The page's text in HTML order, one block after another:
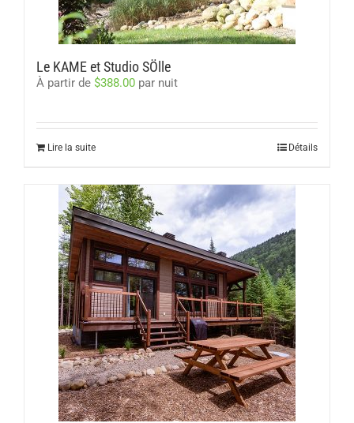
Le KAME et Studio SÖlle
À partir de $388.00 par nuit
Lire la suite Détails